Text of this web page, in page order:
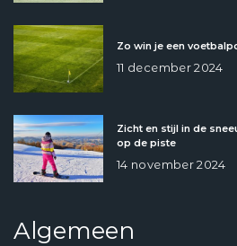
Zo win je een
11 december 2024
Zicht en stijl in de
op de piste
14 november 2024
Algemeen